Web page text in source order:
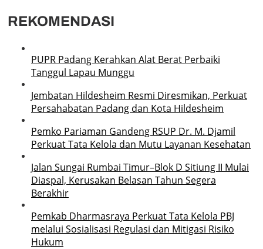
REKOMENDASI
PUPR Padang Kerahkan Alat Berat Perbaiki
Tanggul Lapau Munggu
Jembatan Hildesheim Resmi Diresmikan, Perkuat
Persahabatan Padang dan Kota Hildesheim
Pemko Pariaman Gandeng RSUP Dr. M. Djamil
Perkuat Tata Kelola dan Mutu Layanan Kesehatan
Jalan Sungai Rumbai Timur–Blok D Sitiung II Mulai
Diaspal, Kerusakan Belasan Tahun Segera
Berakhir
Pemkab Dharmasraya Perkuat Tata Kelola PBJ
melalui Sosialisasi Regulasi dan Mitigasi Risiko
Hukum